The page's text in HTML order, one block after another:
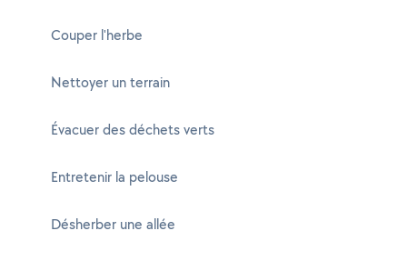
Couper l'herbe
Nettoyer un terrain
Évacuer des déchets verts
Entretenir la pelouse
Désherber une allée